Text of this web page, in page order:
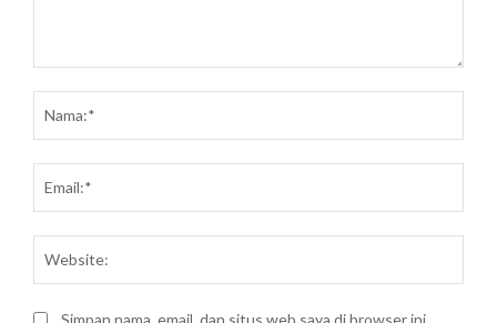
kritik:
Simpan nama, email, dan situs web saya di browser ini